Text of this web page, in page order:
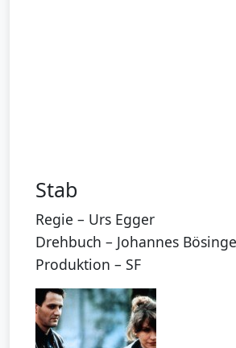
Stab
Regie – Urs Egger
Drehbuch – Johannes
Produktion – SF